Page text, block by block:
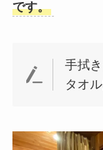
です。
手拭
タオ